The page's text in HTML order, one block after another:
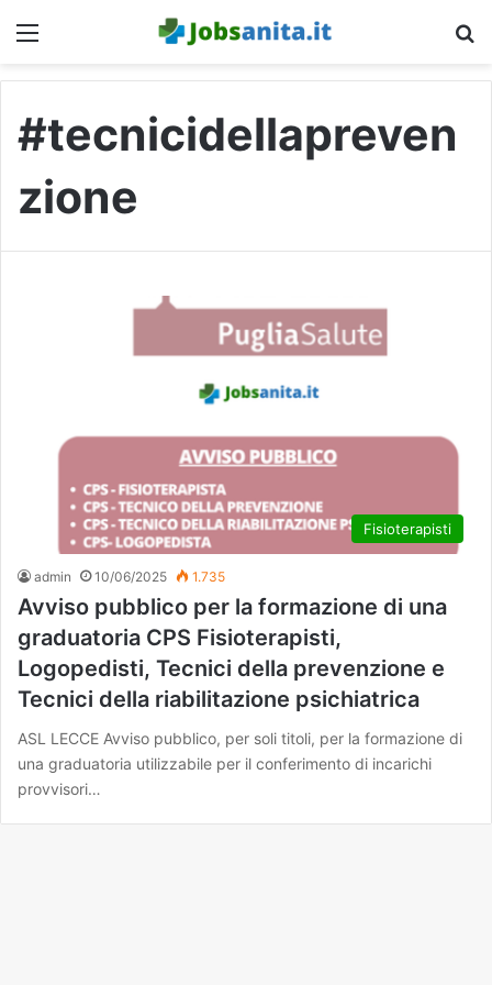
Menu
#tecnicidellapreven
zione
Fisioterapisti
admin 10/06/2025 1.735
Avviso pubblico per la formazione di una
graduatoria CPS Fisioterapisti,
Logopedisti, Tecnici della prevenzione e
Tecnici della riabilitazione psichiatrica
ASL LECCE Avviso pubblico, per soli titoli, per la formazione di
una graduatoria utilizzabile per il conferimento di incarichi
provvisori…